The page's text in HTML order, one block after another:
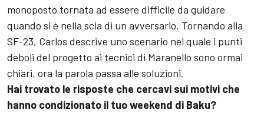
monoposto tornata ad essere difficile da guidare
quando si è nella scia di un avversario. Tornando alla
SF-23, Carlos descrive uno scenario nel quale i punti
deboli del progetto ai tecnici di Maranello sono ormai
chiari, ora la parola passa alle soluzioni.
Hai trovato le risposte che cercavi sui motivi che
hanno condizionato il tuo weekend di Baku?